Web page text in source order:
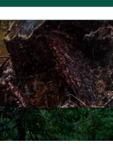
|3.6.2026